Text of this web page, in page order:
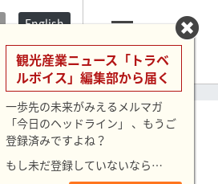
English
メニュー
観光産業ニュース「トラベ
ルボイス」編集部から届く
一歩先の未来がみえるメルマガ
「今日のヘッドライン」 、もうご
登録済みですよね？
もし未だ登録していないなら…